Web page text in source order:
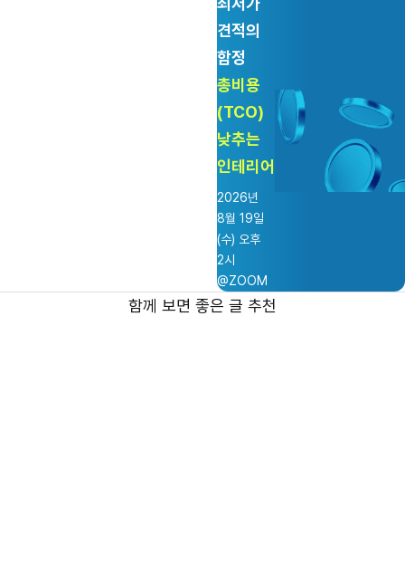
견적의
함정
총비용
(TCO)
낮추는
인테리어
2026년
8월 19일
(수) 오후
2시
@ZOOM
함께 보면 좋은 글 추천